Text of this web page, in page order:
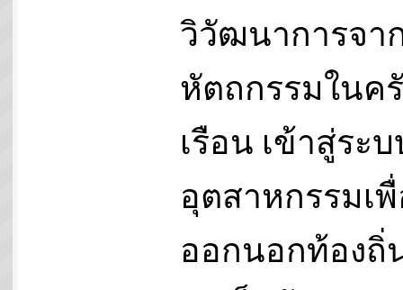
วิวัฒนาการจา
หัตถกรรมในค
เรือน เข้าสู่ระ
อุตสาหกรรมเ
ออกนอกท้องถิ่